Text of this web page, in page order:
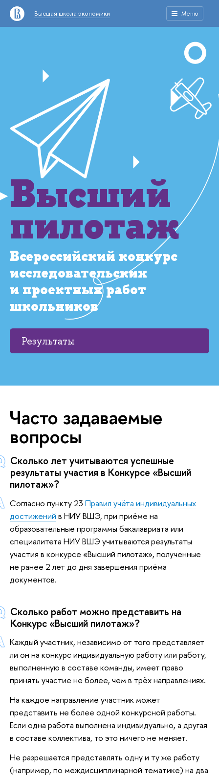
Высшая школа экономики Меню
Высший
пилотаж
Всероссийский конкурс
исследовательских
и проектных работ
школьников
Результаты
Часто задаваемые
вопросы
Сколько лет учитываются успешные
результаты участия в Конкурсе «Высший
пилотаж»?
Согласно пункту 23 Правил учёта индивидуальных
достижений в НИУ ВШЭ, при приёме на
образовательные программы бакалавриата или
специалитета НИУ ВШЭ учитываются результаты
участия в конкурсе «Высший пилотаж», полученные
не ранее 2 лет до дня завершения приёма
документов.
Сколько работ можно представить на
Конкурс «Высший пилотаж»?
Каждый участник, независимо от того представляет
ли он на конкурс индивидуальную работу или работу,
выполненную в составе команды, имеет право
принять участие не более, чем в трёх направлениях.
На каждое направление участник может
представить не более одной конкурсной работы.
Если одна работа выполнена индивидуально, а другая
в составе коллектива, то это ничего не меняет.
Не разрешается представлять одну и ту же работу
(например, по междисциплинарной тематике) на два